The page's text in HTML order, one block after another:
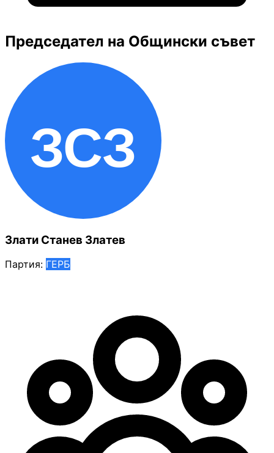
Председател на Общински съвет
Злати Станев Златев
Партия: ГЕРБ